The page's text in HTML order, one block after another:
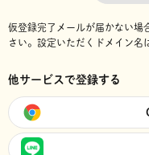
仮登録完了メールが届かない場
さい。 設定いただくドメイン名
他サービスで登録する